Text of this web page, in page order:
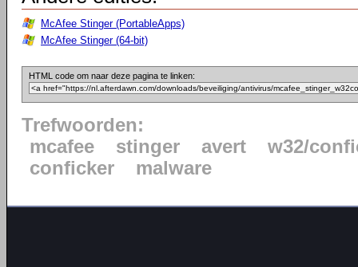
McAfee Stinger (PortableApps)
McAfee Stinger (64-bit)
HTML code om naar deze pagina te linken:
Trefwoorden:
mcafee
stinger avert
w32/
conficker
malware